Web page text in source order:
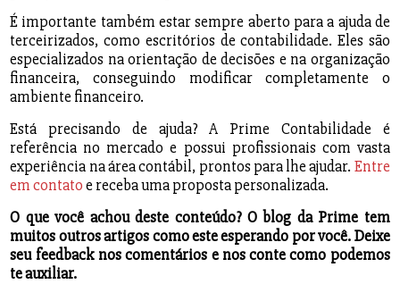
É importante também estar sempre aberto para a ajuda de
terceirizados, como escritórios de contabilidade. Eles são
especializados na orientação de decisões e na organização
financeira, conseguindo modificar completamente o
ambiente financeiro.
Está precisando de ajuda? A Prime Contabilidade é
referência no mercado e possui profissionais com vasta
experiência na área contábil, prontos para lhe ajudar. Entre
em contatoe receba uma proposta personalizada.
O que você achou deste conteúdo? O blog da Prime tem
muitos outros artigos como este esperando por você. Deixe
seu feedback nos comentários e nos conte como podemos
te auxiliar.